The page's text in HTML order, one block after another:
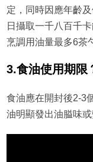
定，同時因應年齡
日攝取一千八百千
烹調用油量最多6茶
3.食油使用期限
食油應在開封後2-3
油明顯發出油膉味